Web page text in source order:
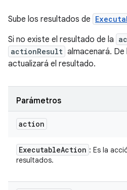
Sube los resultados de
Si no existe el resultado de la
actionResult almacenará.
actualizará el resultado.
Parámetros
action
ExecutableAction : Es la
resultados.